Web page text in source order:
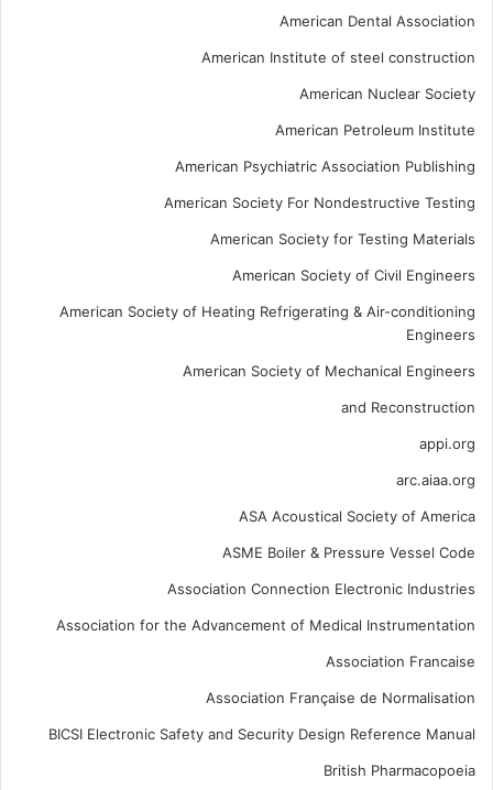
American Dental Association
American Institute of steel construction
American Nuclear Society
American Petroleum Institute
American Psychiatric Association Publishing
American Society For Nondestructive Testing
American Society for Testing Materials
American Society of Civil Engineers
American Society of Heating Refrigerating & Air-conditioning
Engineers
American Society of Mechanical Engineers
and Reconstruction
appi.org
arc.aiaa.org
ASA Acoustical Society of America
ASME Boiler & Pressure Vessel Code
Association Connection Electronic Industries
Association for the Advancement of Medical Instrumentation
Association Francaise
Association Française de Normalisation
BICSI Electronic Safety and Security Design Reference Manual
British Pharmacopoeia